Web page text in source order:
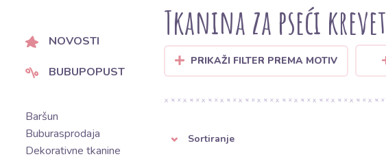
NOVOSTI
BUBUPOPUST
Baršun
Buburasprodaja
Dekorativne tkanine
Tkanina za pseći krevet
PRIKAŽI FILTER PREMA MOTIV
Sortiranje